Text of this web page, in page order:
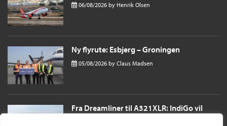
06/08/2026 by Henrik Olsen
Ny flyrute: Esbjerg – Groningen
05/08/2026 by Claus Madsen
Fra Dreamliner til A321XLR: IndiGo vil
sende passagerer næsten 11 timer til